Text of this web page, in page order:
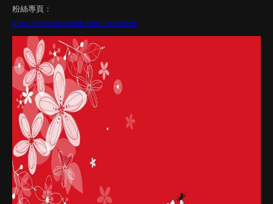
粉絲專頁：
https://www.facebook.com/lovetotem/